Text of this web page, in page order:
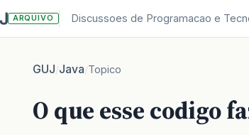
ARQUIVO Discussoes de Programacao e
GUJ/Java/Topico
O que esse codigo